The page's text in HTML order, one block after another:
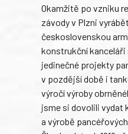
Okamžitě po vzniku
závody v Plzni
československou
konstrukční
jedinečné projekty
v pozdější době i
výročí výroby
jsme si dovolili vydat
a výrobě